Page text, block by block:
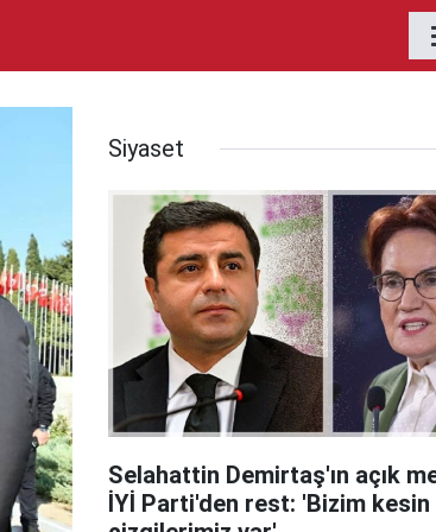
Siyaset
Selahattin Demirtaş'ın açık
İYİ Parti'den rest: 'Bizim kesin